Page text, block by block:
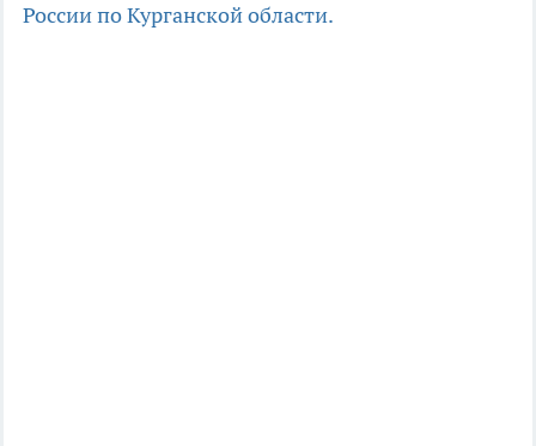
России по Курганской области.